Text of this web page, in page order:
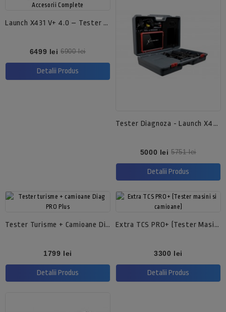
Launch X431 V+ 4.0 – Tester De Diagnoză Auto Profesional Cu Accesorii Complete
Pret
6499 lei Pret
baza
6900 lei
Detalii Produs
Tester Diagnoza - Launch X431 Master V PRO
Pret
5000 lei Pret
baza
5751 lei
Detalii Produs
Tester Turisme + Camioane Diag PRO Plus
Pret
1799 lei
Detalii Produs
Extra TCS PRO+ (Tester Masini Si Camioane)
Pret
3300 lei
Detalii Produs